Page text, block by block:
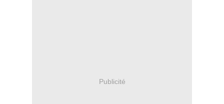
Publicité